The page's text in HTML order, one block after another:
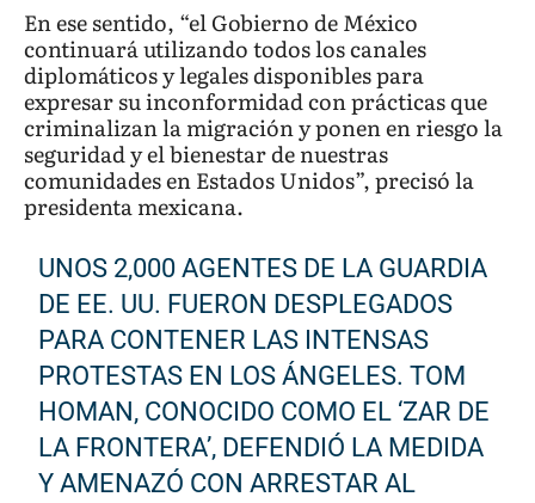
En ese sentido, “el Gobierno de México
continuará utilizando todos los canales
diplomáticos y legales disponibles para
expresar su inconformidad con prácticas que
criminalizan la migración y ponen en riesgo la
seguridad y el bienestar de nuestras
comunidades en Estados Unidos”, precisó la
presidenta mexicana.
UNOS 2,000 AGENTES DE LA GUARDIA
DE EE. UU. FUERON DESPLEGADOS
PARA CONTENER LAS INTENSAS
PROTESTAS EN LOS ÁNGELES. TOM
HOMAN, CONOCIDO COMO EL ‘ZAR DE
LA FRONTERA’, DEFENDIÓ LA MEDIDA
Y AMENAZÓ CON ARRESTAR AL